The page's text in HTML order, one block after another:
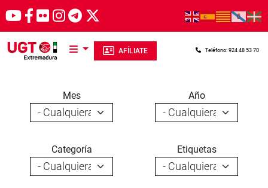
Pasar al contenido principal
AFÍLIATE Teléfono: 924 48 53 70
Mes Año
Categoría Etiquetas